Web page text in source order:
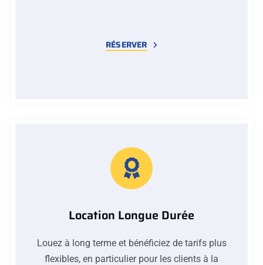
RÉSERVER
Location Longue Durée
Louez à long terme et bénéficiez de tarifs plus
flexibles, en particulier pour les clients à la